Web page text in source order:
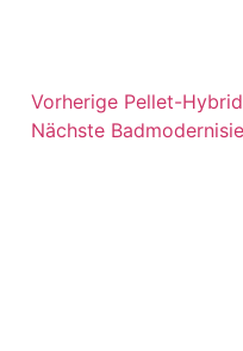
Vorherige Pellet-
Nächste